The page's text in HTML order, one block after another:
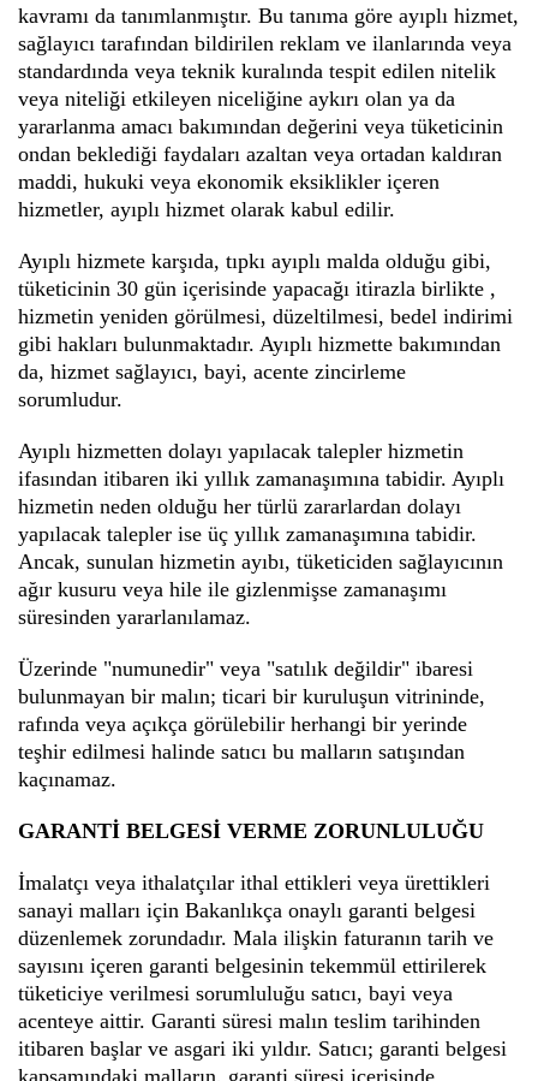
kavramı da tanımlanmıştır. Bu tanıma göre ayıplı hizmet,
sağlayıcı tarafından bildirilen reklam ve ilanlarında veya
standardında veya teknik kuralında tespit edilen nitelik
veya niteliği etkileyen niceliğine aykırı olan ya da
yararlanma amacı bakımından değerini veya tüketicinin
ondan beklediği faydaları azaltan veya ortadan kaldıran
maddi, hukuki veya ekonomik eksiklikler içeren
hizmetler, ayıplı hizmet olarak kabul edilir.
Ayıplı hizmete karşıda, tıpkı ayıplı malda olduğu gibi,
tüketicinin 30 gün içerisinde yapacağı itirazla birlikte ,
hizmetin yeniden görülmesi, düzeltilmesi, bedel indirimi
gibi hakları bulunmaktadır. Ayıplı hizmette bakımından
da, hizmet sağlayıcı, bayi, acente zincirleme
sorumludur.
Ayıplı hizmetten dolayı yapılacak talepler hizmetin
ifasından itibaren iki yıllık zamanaşımına tabidir. Ayıplı
hizmetin neden olduğu her türlü zararlardan dolayı
yapılacak talepler ise üç yıllık zamanaşımına tabidir.
Ancak, sunulan hizmetin ayıbı, tüketiciden sağlayıcının
ağır kusuru veya hile ile gizlenmişse zamanaşımı
süresinden yararlanılamaz.
Üzerinde "numunedir" veya "satılık değildir" ibaresi
bulunmayan bir malın; ticari bir kuruluşun vitrininde,
rafında veya açıkça görülebilir herhangi bir yerinde
teşhir edilmesi halinde satıcı bu malların satışından
kaçınamaz.
GARANTİ BELGESİ VERME ZORUNLULUĞU
İmalatçı veya ithalatçılar ithal ettikleri veya ürettikleri
sanayi malları için Bakanlıkça onaylı garanti belgesi
düzenlemek zorundadır. Mala ilişkin faturanın tarih ve
sayısını içeren garanti belgesinin tekemmül ettirilerek
tüketiciye verilmesi sorumluluğu satıcı, bayi veya
acenteye aittir. Garanti süresi malın teslim tarihinden
itibaren başlar ve asgari iki yıldır. Satıcı; garanti belgesi
kapsamındaki malların, garanti süresi içerisinde